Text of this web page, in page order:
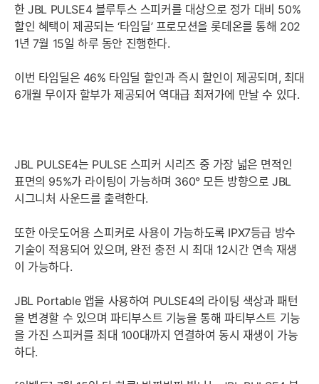
한 JBL PULSE4 블루투스 스피커를 대상으로 정가 대비 50%
할인 혜택이 제공되는 ‘타임딜’ 프로모션을 롯데온를 통해 202
1년 7월 15일 하루 동안 진행한다.
이번 타임딜은 46% 타임딜 할인과 즉시 할인이 제공되며, 최대
6개월 무이자 할부가 제공되어 역대급 최저가에 만날 수 있다.
JBL PULSE4는 PULSE 스피커 시리즈 중 가장 넓은 면적인
표면의 95%가 라이팅이 가능하며 360° 모든 방향으로 JBL
시그니처 사운드를 출력한다.
또한 아웃도어용 스피커로 사용이 가능하도록 IPX7등급 방수
기술이 적용되어 있으며, 완전 충전 시 최대 12시간 연속 재생
이 가능하다.
JBL Portable 앱을 사용하여 PULSE4의 라이팅 색상과 패턴
을 변경할 수 있으며 파티부스트 기능을 통해 파티부스트 기능
을 가진 스피커를 최대 100대까지 연결하여 동시 재생이 가능
하다.